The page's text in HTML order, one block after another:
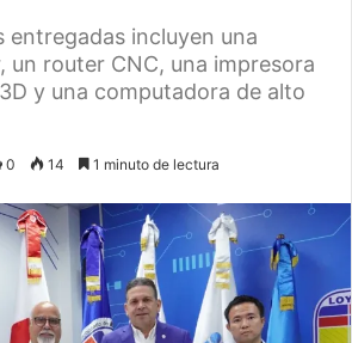
entregadas incluyen una
un router CNC, una impresora
y una computadora de alto
0 14 1 minuto de lectura